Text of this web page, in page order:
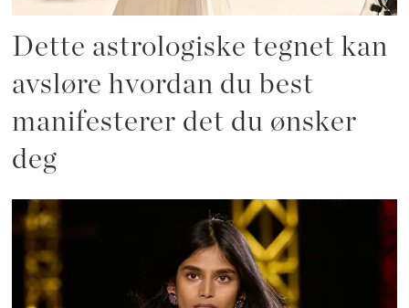
Dette astrologiske tegnet kan
avsløre hvordan du best
manifesterer det du ønsker
deg